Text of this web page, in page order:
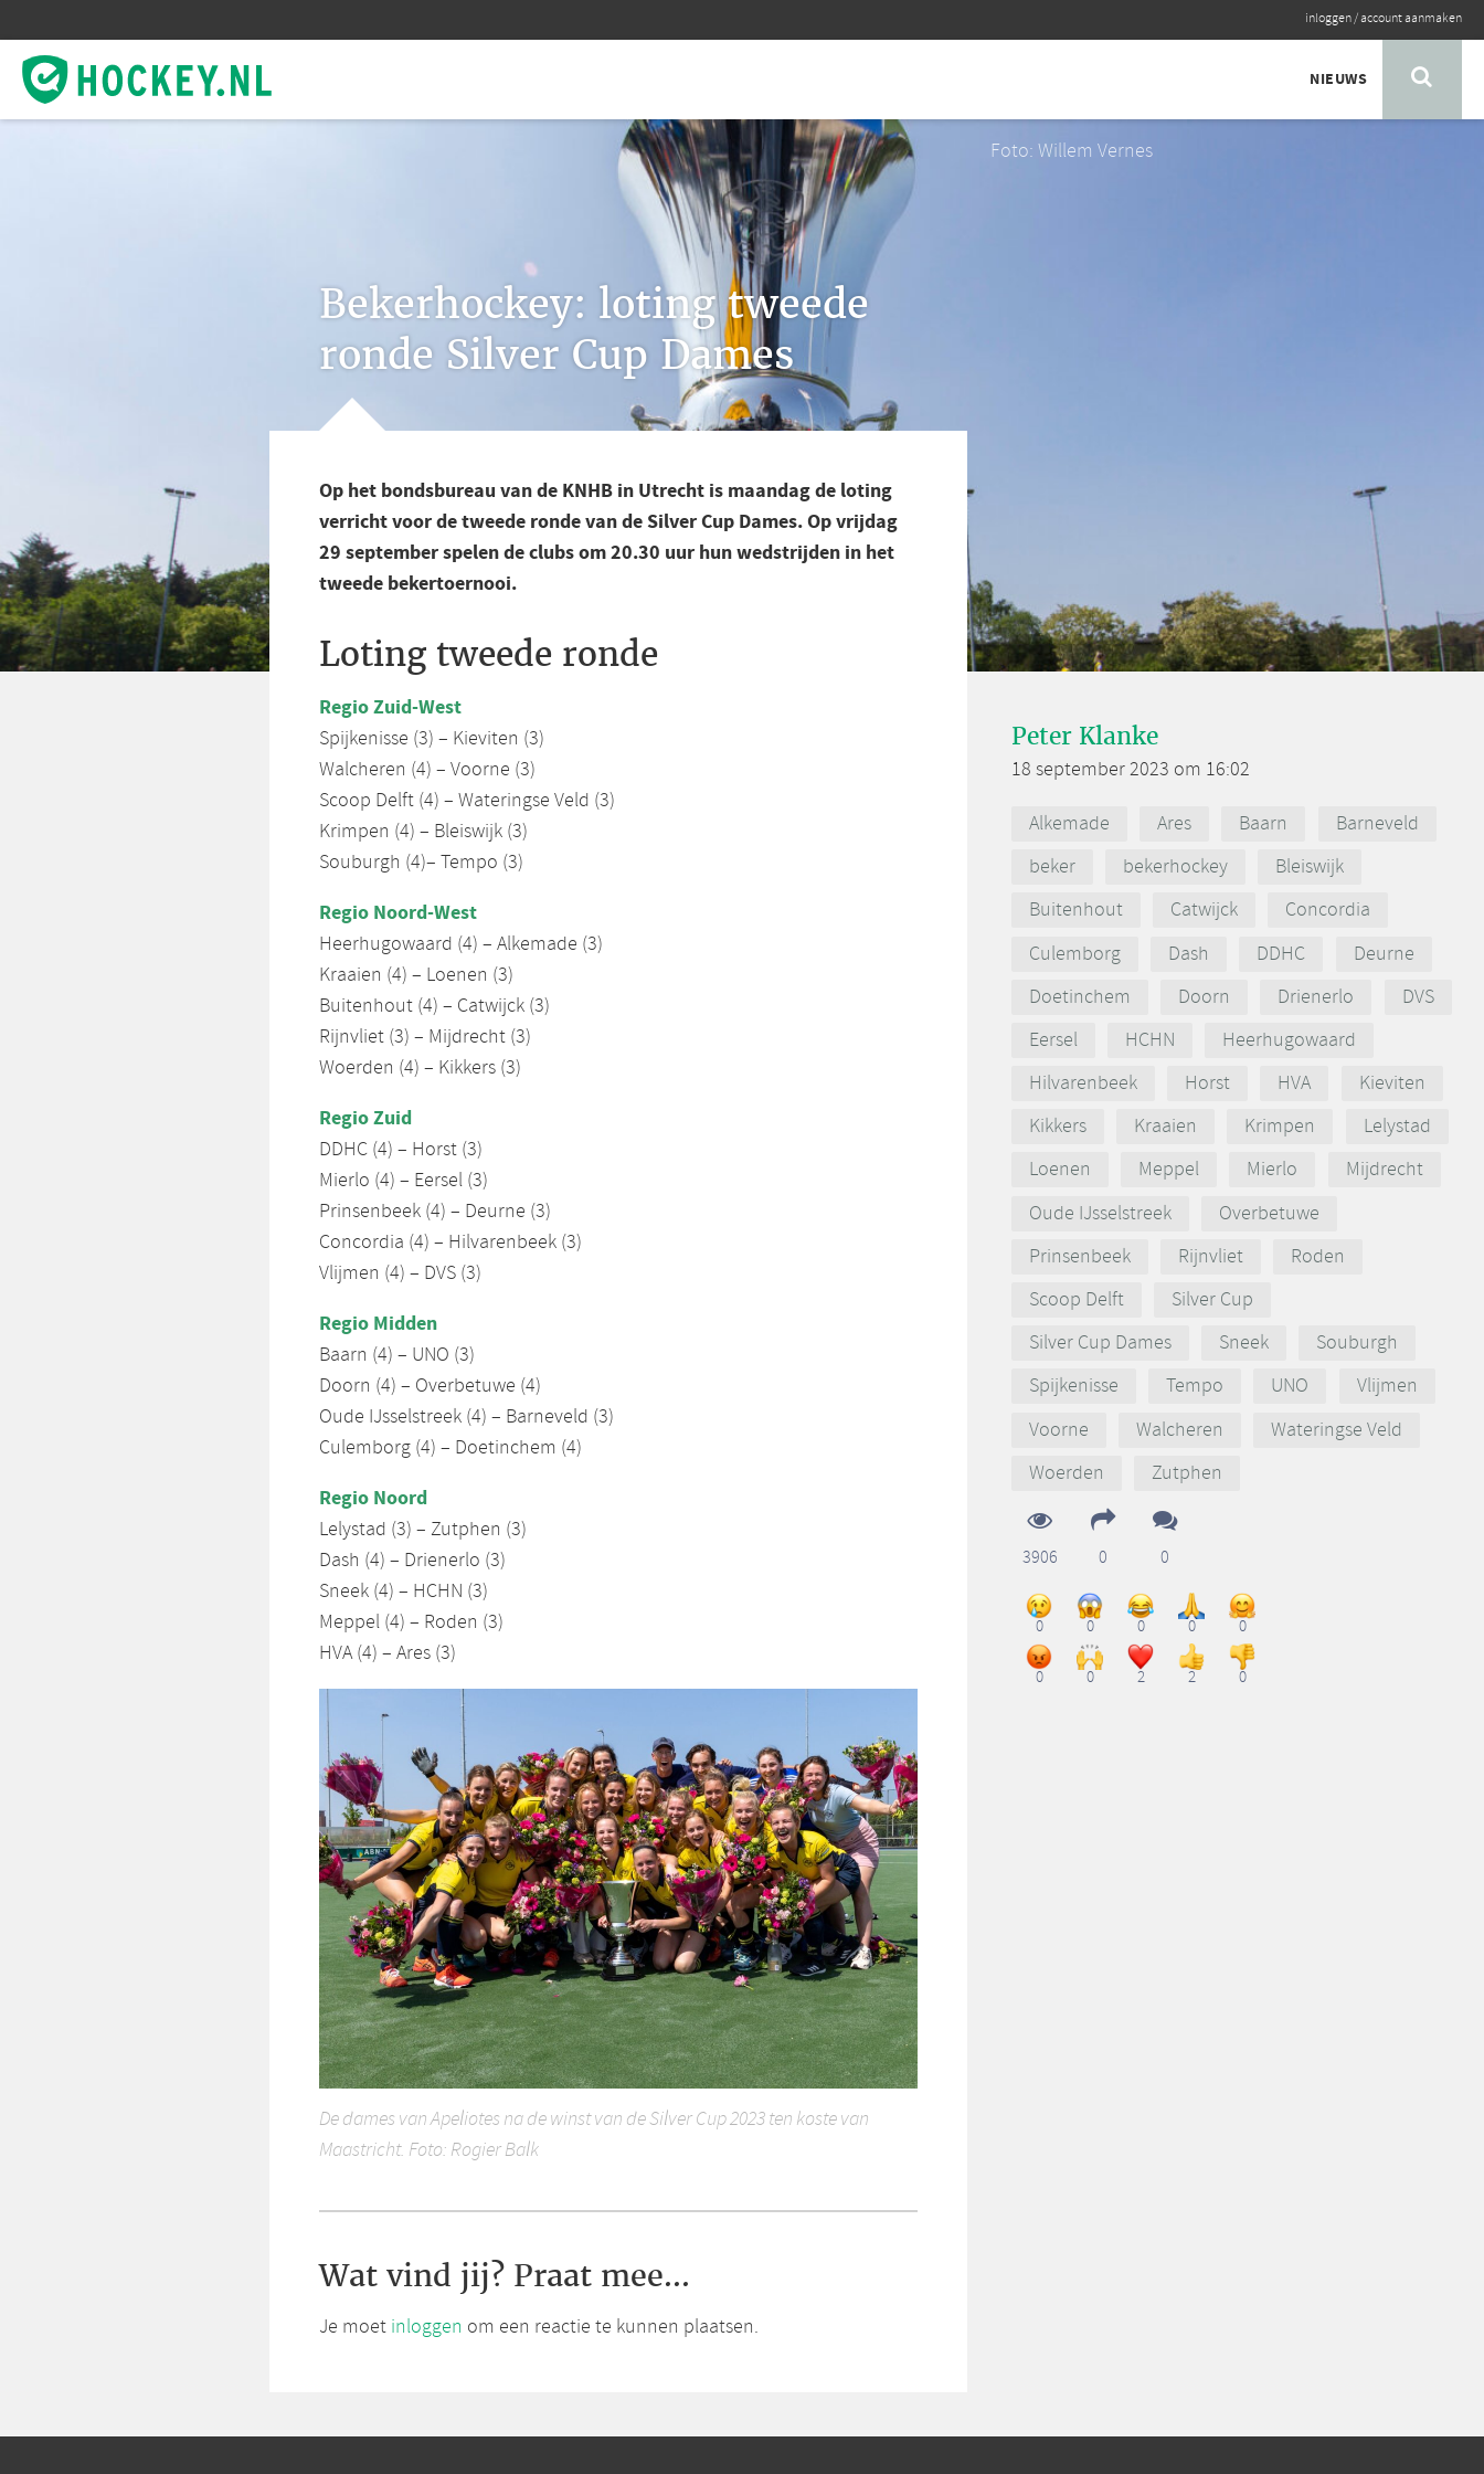
inloggen/account aanmaken
NIEUWS
Foto: Willem Vernes
Bekerhockey: loting tweede
ronde Silver Cup Dames
Op het bondsbureau van de KNHB in Utrecht is maandag de loting
verricht voor de tweede ronde van de Silver Cup Dames. Op vrijdag
29 september spelen de clubs om 20.30 uur hun wedstrijden in het
tweede bekertoernooi.
Loting tweede ronde
Regio Zuid-West
Spijkenisse (3) – Kieviten (3)
Walcheren (4) – Voorne (3)
Scoop Delft (4) – Wateringse Veld (3)
Krimpen (4) – Bleiswijk (3)
Souburgh (4)– Tempo (3)
Regio Noord-West
Heerhugowaard (4) – Alkemade (3)
Kraaien (4) – Loenen (3)
Buitenhout (4) – Catwijck (3)
Rijnvliet (3) – Mijdrecht (3)
Woerden (4) – Kikkers (3)
Regio Zuid
DDHC (4) – Horst (3)
Mierlo (4) – Eersel (3)
Prinsenbeek (4) – Deurne (3)
Concordia (4) – Hilvarenbeek (3)
Vlijmen (4) – DVS (3)
Regio Midden
Baarn (4) – UNO (3)
Doorn (4) – Overbetuwe (4)
Oude IJsselstreek (4) – Barneveld (3)
Culemborg (4) – Doetinchem (4)
Regio Noord
Lelystad (3) – Zutphen (3)
Dash (4) – Drienerlo (3)
Sneek (4) – HCHN (3)
Meppel (4) – Roden (3)
HVA (4) – Ares (3)
De dames van Apeliotes na de winst van de Silver Cup 2023 ten koste van
Maastricht. Foto: Rogier Balk
Wat vind jij? Praat mee...
Je moet inloggen om een reactie te kunnen plaatsen.
Peter Klanke
18 september 2023 om 16:02
Alkemade Ares Baarn
Barneveld
beker
bekerhockey
Bleiswijk
Buitenhout
Catwijck
Concordia
Culemborg
Dash DDHC
Deurne
Doetinchem
Doorn Drienerlo
DVS
Eersel
HCHN
Heerhugowaard
Hilvarenbeek
Horst HVA
Kieviten
Kikkers
Kraaien Krimpen
Lelystad
Loenen
Meppel Mierlo
Mijdrecht
Oude IJsselstreek
Overbetuwe
Prinsenbeek
Rijnvliet
Roden
Scoop Delft
Silver Cup
Silver Cup Dames
Sneek
Souburgh
Spijkenisse
Tempo UNO
Vlijmen
Voorne
Walcheren
Wateringse Veld
Woerden
Zutphen
3906 0 0
0 0 0 0 0
0 0 2 2 0